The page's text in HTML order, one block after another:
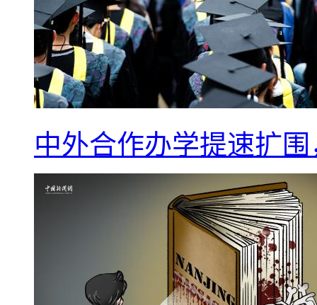
中外合作办学提速扩